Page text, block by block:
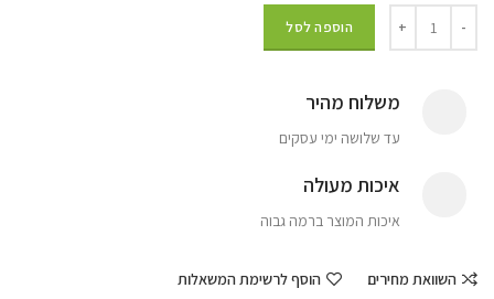
הוספה לסל
משלוח מהיר
עד שלושה ימי עסקים
איכות מעולה
איכות המוצר ברמה גבוה
השוואת מחירים הוסף לרשימת המשאלות